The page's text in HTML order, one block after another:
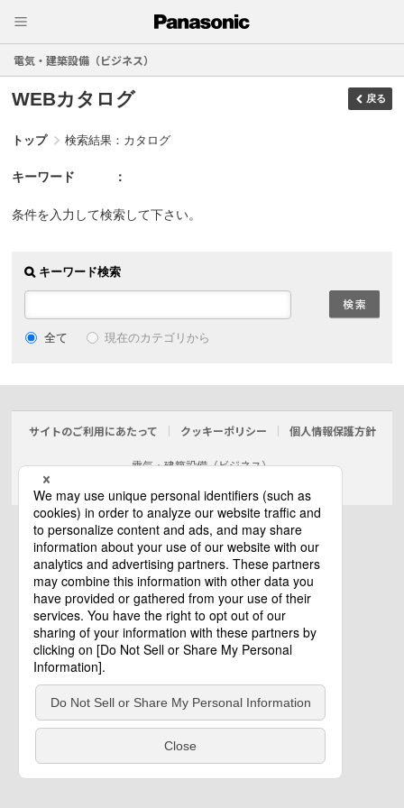
電気・建築設備（ビジネス）
WEBカタログ 戻る
トップ 検索結果：カタログ
キーワード
条件を入力して検索して下さい。
キーワード検索
全て 現在のカテゴリから
サイトのご利用にあたって クッキーポリシー 個人情報保護方針
電気・建築設備（ビジネス）